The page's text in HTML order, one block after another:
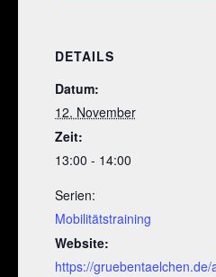
DETAILS
Datum:
12. November
Zeit:
13:00 - 14:00
Serien:
Mobilitätstraining
Website:
https://gruebentaelchen.de/